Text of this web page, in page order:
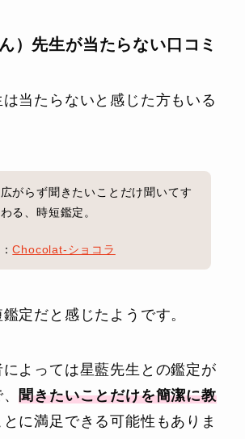
）先生が当たらない口コミ
当たらないと感じた方もいる
がらず聞きたいことだけ聞いてす
る、時短鑑定。
Chocolat-ショコラ
定だと感じたようです。
よっては星藍先生との鑑定が
、聞きたいことだけを簡潔に教
とに満足できる可能性もありま